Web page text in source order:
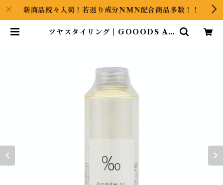
新商品続々入荷！若返り成分NMN配合商品多数！！
ツヤスタイリング | GOOODS AR